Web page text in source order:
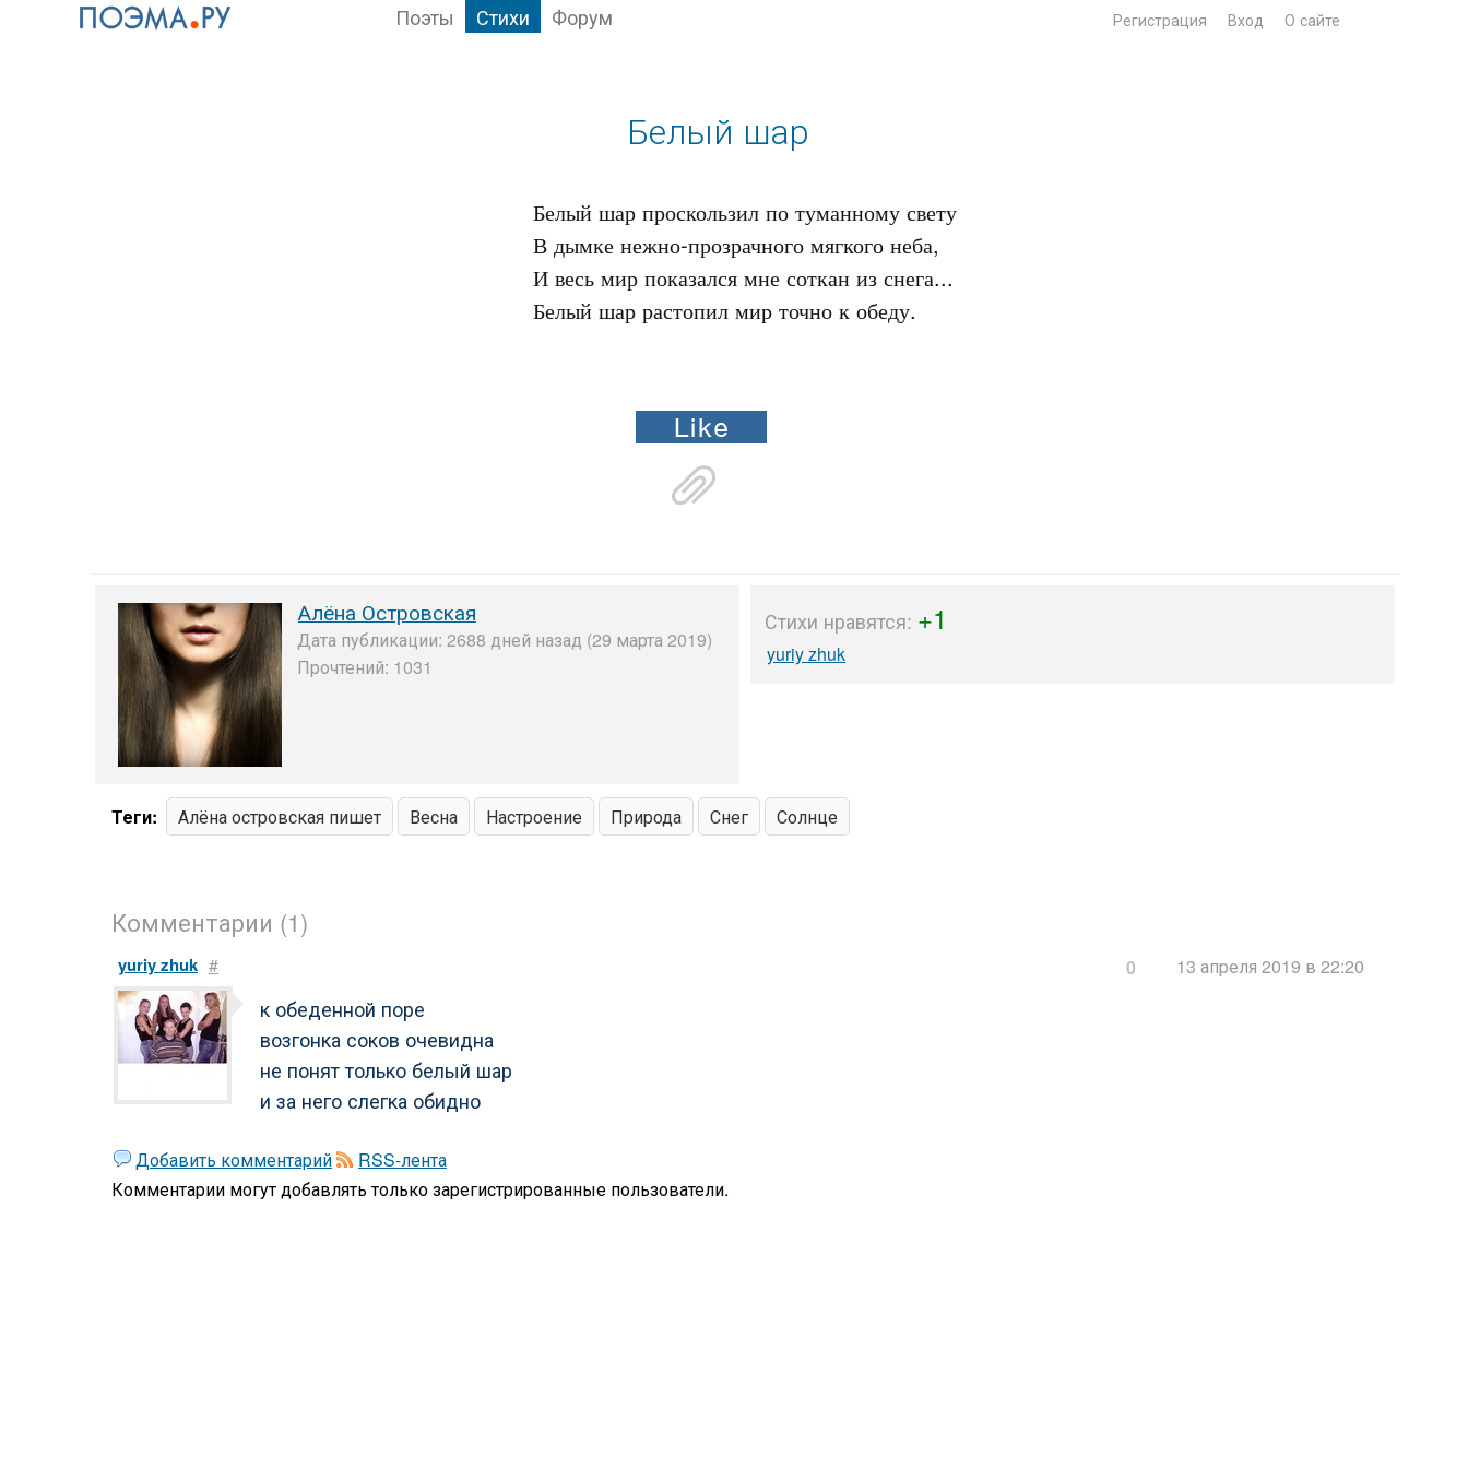
Поэты Стихи Форум Регистрация Вход О сайте
Белый шар
Белый шар проскользил по туманному свету
В дымке нежно-прозрачного мягкого неба,
И весь мир показался мне соткан из снега...
Белый шар растопил мир точно к обеду.
Алёна Островская
Дата публикации: 2688 дней назад (29 марта 2019)
Прочтений: 1031
Стихи нравятся: +1
yuriy zhuk
Теги: Алёна островская пишет Весна Настроение Природа Снег Солнце
Комментарии (1)
yuriy zhuk # 13 апреля 2019 в 22:20
0
к обеденной поре
возгонка соков очевидна
не понят только белый шар
и за него слегка обидно
Добавить комментарий
RSS-лента
Комментарии могут добавлять толькозарегистрированные пользователи.